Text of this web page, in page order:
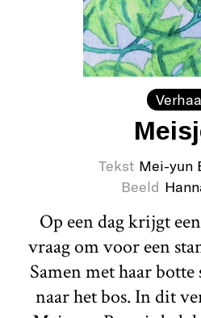
Tekst Mei-yun
Beeld
Op een dag krijgt
vraag om voor een
Samen met haar
naar het bos. In dit